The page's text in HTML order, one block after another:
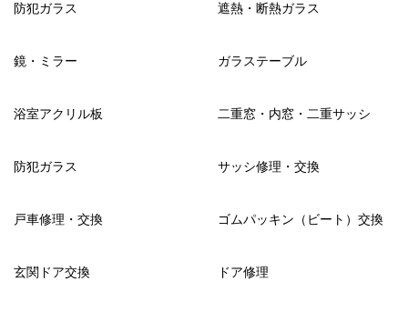
防犯ガラス 遮熱・断熱ガラス
鏡・ミラー ガラステーブル
浴室アクリル板 二重窓・内窓・二重サッシ
防犯ガラス サッシ修理・交換
戸車修理・交換 ゴムパッキン（ビート）交換
玄関ドア交換 ドア修理